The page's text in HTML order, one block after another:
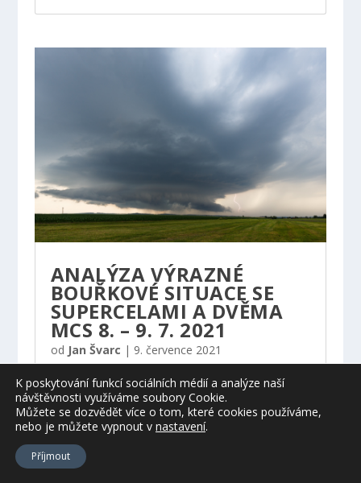
ANALÝZA VÝRAZNÉ
BOUŘKOVÉ SITUACE SE
SUPERCELAMI A DVĚMA
MCS 8. – 9. 7. 2021
od Jan Švarc | 9. července 2021
Cornelieke nad Baltskými státy a tlakovou níží
Zyprian nad Britskými ostrovy velmi teplý a vlhký
vzduch. Rozhraní mezi teplým a chladnějším
vzduchem oddělovalo zvlněné frontální rozhraní
zhruba nad západem ČR. Výstupy několika
K poskytování funkcí sociálních médií a analýze naší
návštěvnosti využíváme soubory Cookie.
Můžete se dozvědět více o tom, které cookies používáme,
nebo je můžete vypnout v nastavení.
Příjmout